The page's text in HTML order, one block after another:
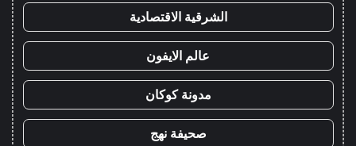
الشرقية الاقتصادية
عالم الايفون
مدونة كوكان
صحيفة نهج